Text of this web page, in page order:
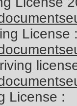
License
License :